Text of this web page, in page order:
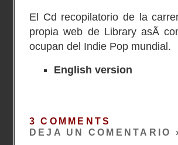
El Cd recopilatorio de la
propia web de Library asÃ­
ocupan del Indie Pop mundial.
English version
3 COMMENTS
DEJA UN COMENTARIO